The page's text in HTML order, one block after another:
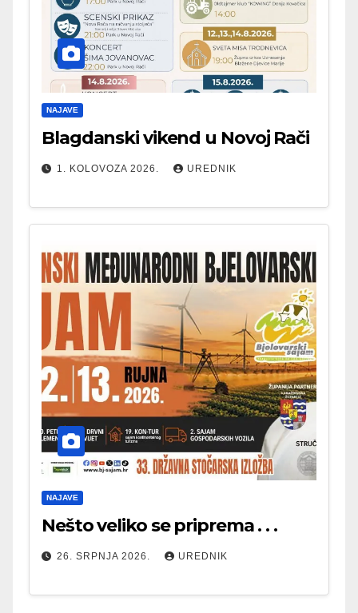
NAJAVE
Blagdanski vikend u Novoj Rači
1. KOLOVOZA 2026. UREDNIK
NAJAVE
Nešto veliko se priprema . . .
26. SRPNJA 2026. UREDNIK